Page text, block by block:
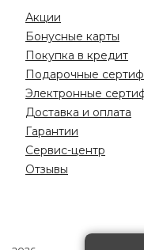
Акции
Бонусные карты
Покупка в кредит
Подарочные
Электронные
Доставка и оплата
Гарантии
Сервис-центр
Отзывы